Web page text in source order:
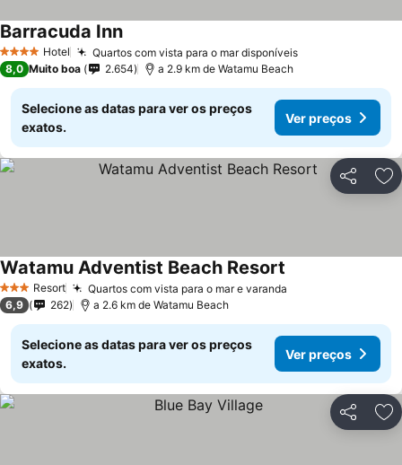
4 EstrelasHotel Quartos com vista para o mar disponíveis
Barracuda Inn
8,0 Muito boa 2.654 a 2.9 km de Watamu Beach
Selecione as datas para ver os preços
exatos.
Ver preços
Partilhar
3 EstrelasResort Quartos com vista para o mar e varanda
Watamu Adventist Beach Resort
6,9 262 a 2.6 km de Watamu Beach
Selecione as datas para ver os preços
exatos.
Ver preços
Partilhar